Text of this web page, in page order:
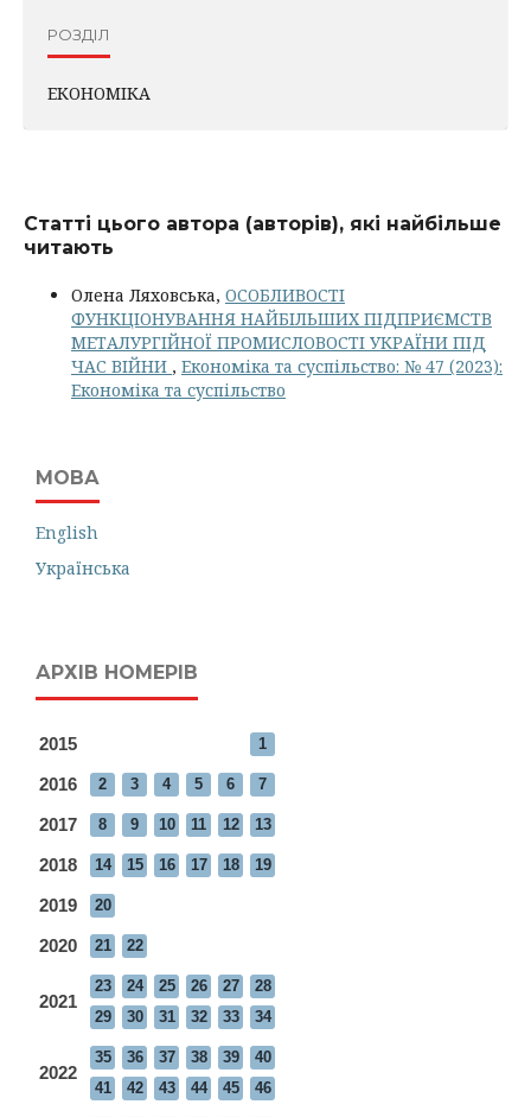
РОЗДІЛ
ЕКОНОМІКА
Статті цього автора (авторів), які найбільше
читають
Олена Ляховська, ОСОБЛИВОСТІ
ФУНКЦІОНУВАННЯ НАЙБІЛЬШИХ ПІДПРИЄМСТВ
МЕТАЛУРГІЙНОЇ ПРОМИСЛОВОСТІ УКРАЇНИ ПІД
ЧАС ВІЙНИ , Економіка та суспільство: № 47 (2023):
Економіка та суспільство
МОВА
English
Українська
АРХІВ НОМЕРІВ
2015 1
2016 2 3 4 5 6 7
2017 8 9 10 11 12 13
2018 14 15 16 17 18 19
2019 20
2020 21 22
2021
23 24 25 26 27
28
29
30 31 32 33 34
2022
35 36 37 38 39
40
41
42 43 44 45 46